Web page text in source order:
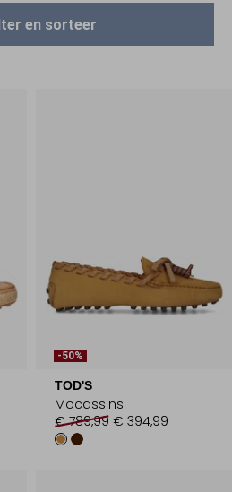
en sorteer
-50%
TOD'S
Mocassins
€ 789,99 € 394,99